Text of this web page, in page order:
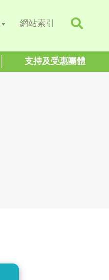
網站索引
支持及受惠團體